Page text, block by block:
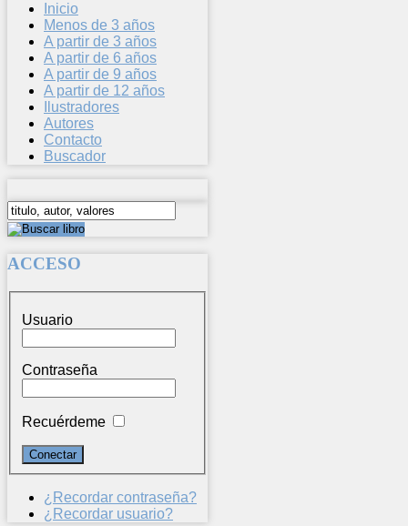
Inicio
Menos de 3 años
A partir de 3 años
A partir de 6 años
A partir de 9 años
A partir de 12 años
Ilustradores
Autores
Contacto
Buscador
ACCESO
Usuario
Contraseña
Recuérdeme
¿Recordar contraseña?
¿Recordar usuario?